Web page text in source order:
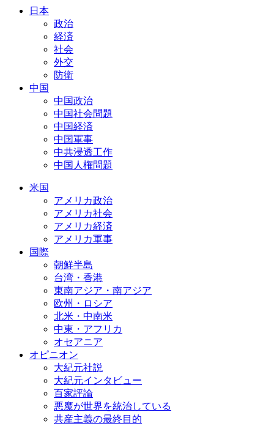
日本
政治
経済
社会
外交
防衛
中国
中国政治
中国社会問題
中国経済
中国軍事
中共浸透工作
中国人権問題
米国
アメリカ政治
アメリカ社会
アメリカ経済
アメリカ軍事
国際
朝鮮半島
台湾・香港
東南アジア・南アジア
欧州・ロシア
北米・中南米
中東・アフリカ
オセアニア
オピニオン
大紀元社説
大紀元インタビュー
百家評論
悪魔が世界を統治している
共産主義の最終目的